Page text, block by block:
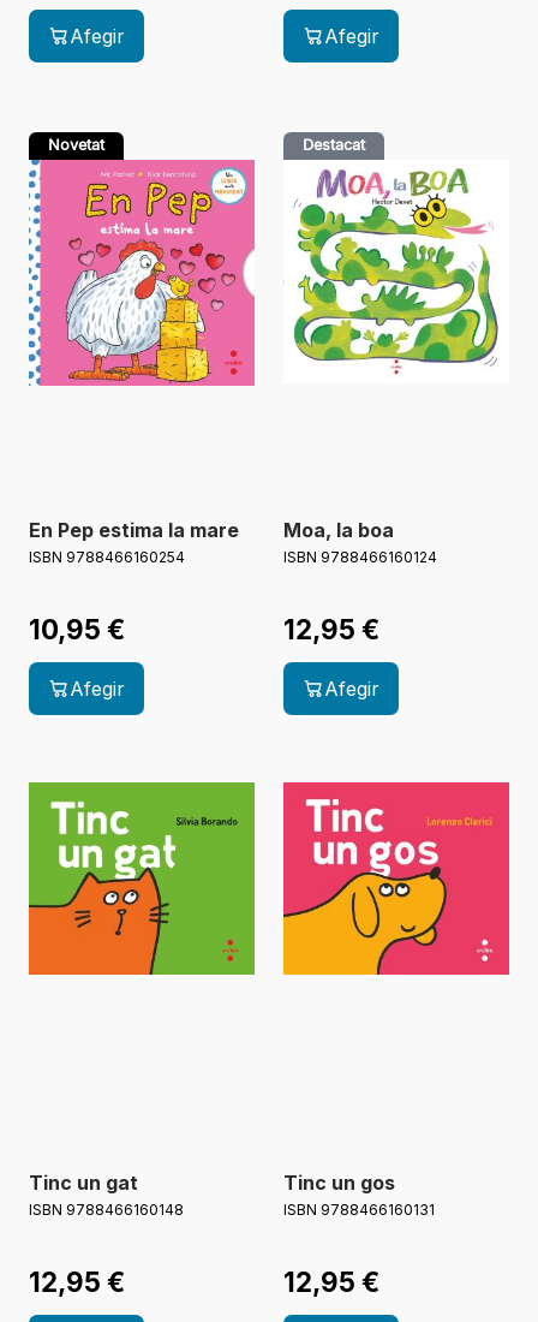
Afegir Afegir
Novetat
En Pep estima la mare
ISBN 9788466160254
10,95 €
Afegir
Destacat
Moa, la boa
ISBN 9788466160124
12,95 €
Afegir
Tinc un gat
ISBN 9788466160148
12,95 €
Tinc un gos
ISBN 9788466160131
12,95 €